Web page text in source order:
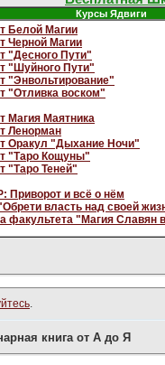
Курсы Ядвиги
Белой Магии
Черной Магии
"Десного Пути"
"Шуйного Пути"
"Энвольтирование"
"Отливка воском"
Магия Маятника
Ленорман
Оракул "Дыхание Ночи"
"Таро Кощуны"
"Таро Теней"
Приворот и всё о нём
власть над своей
факультета "Магия Славян
книга от А до Я